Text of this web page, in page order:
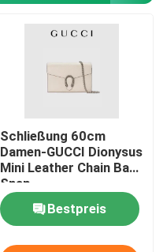
Schließung 60cm
Damen-GUCCI Dionysus
Mini Leather Chain Bag
Snap
Bestpreis